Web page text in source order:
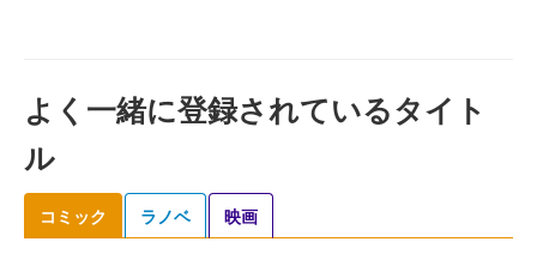
よく一緒に登録されているタイト
ル
コミック ラノベ 映画